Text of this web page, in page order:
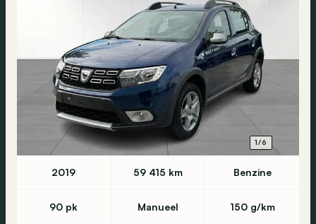
1/6
2019 59 415 km Benzine
90 pk Manueel 150 g/km